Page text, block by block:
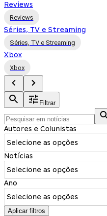
Reviews
Reviews
Séries, TV e Streaming
Séries, TV e Streaming
Xbox
Xbox
Filtrar
Autores e Colunistas
Selecione as opções
Notícias
Selecione as opções
Ano
Selecione as opções
Aplicar filtros